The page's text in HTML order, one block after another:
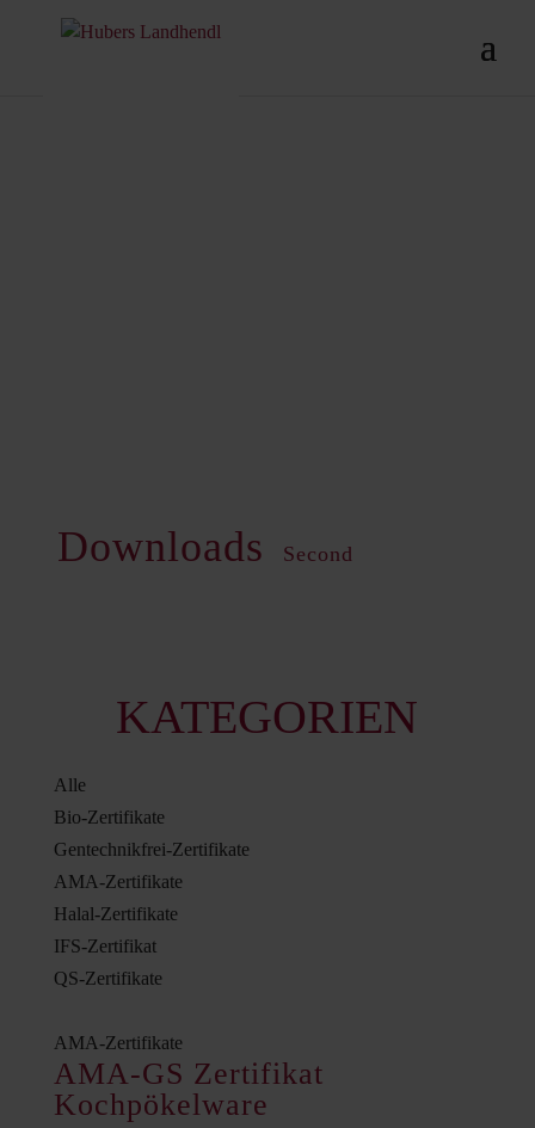
Downloads Second
KATEGORIEN
Alle
Bio-Zertifikate
Gentechnikfrei-Zertifikate
AMA-Zertifikate
Halal-Zertifikate
IFS-Zertifikat
QS-Zertifikate
AMA-Zertifikate
AMA-GS Zertifikat
Kochpökelware